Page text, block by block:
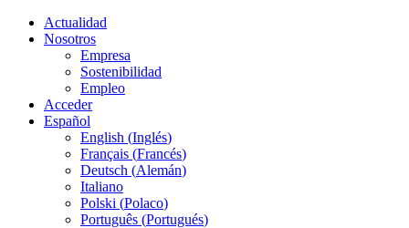
Actualidad
Nosotros
Empresa
Sostenibilidad
Empleo
Acceder
Español
English (Inglés)
Français (Francés)
Deutsch (Alemán)
Italiano
Polski (Polaco)
Português (Portugués)